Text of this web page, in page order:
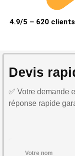
4.9/5 – 620
Devis
✅ Votre demande
réponse rapide
Votre nom